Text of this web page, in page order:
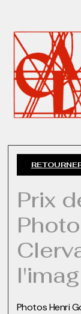
Prix
Photos Henri